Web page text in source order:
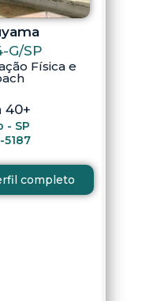
G/SP
Física e
40+
- SP
5187
completo